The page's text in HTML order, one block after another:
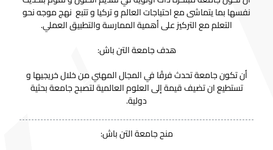
نفسها بما يتماشى مع احتياجات العالم و تركيا و تتبع نهج موجه نحو
التعلم مع التركيز على أهمية الممارسة والتطبيق العملي.
هدف جامعة التن باش:
أن تكون جامعة تحدث فرقًا في المجال المهني من خلال خريجيها و
تستطيع ان تضيف قيمة إلى العلوم العالمية لتصبح جامعة بحثية
دولية.
منح جامعة التن باش: